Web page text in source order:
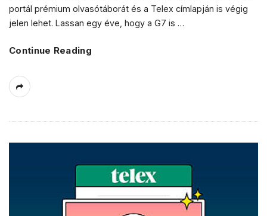
portál prémium olvasótáborát és a Telex címlapján is végig
jelen lehet. Lassan egy éve, hogy a G7 is …
Continue Reading